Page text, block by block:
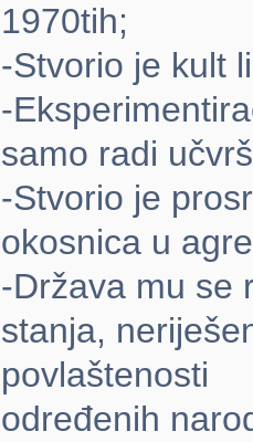
1970tih;
-Stvorio je kult
-
samo radi
-Stvorio je
okosnica u
-Država mu se
stanja,
povlaštenosti
određenih